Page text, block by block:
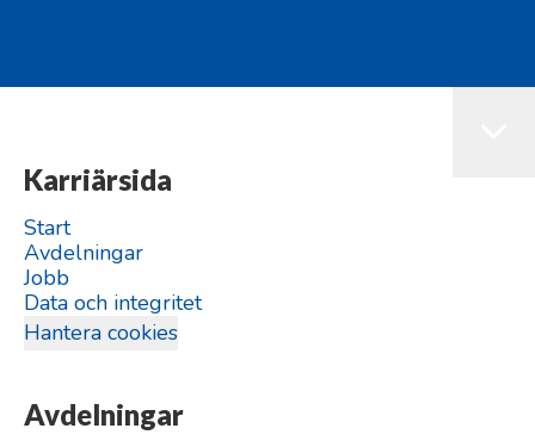
Karriärsida
Start
Avdelningar
Jobb
Data och integritet
Hantera cookies
Avdelningar